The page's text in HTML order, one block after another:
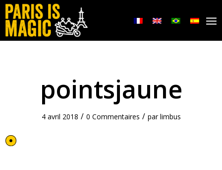
pointsjaune
4 avril 2018 / 0 Commentaires / parlimbus